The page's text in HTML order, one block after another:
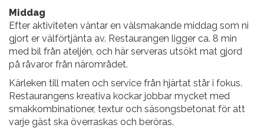
Middag
Efter aktiviteten väntar en välsmakande middag som ni
gjort er välförtjänta av. Restaurangen ligger ca. 8 min
med bil från ateljén, och här serveras utsökt mat gjord
på råvaror från närområdet.
Kärleken till maten och service från hjärtat står i fokus.
Restaurangens kreativa kockar jobbar mycket med
smakkombinationer, textur och säsongsbetonat för att
varje gäst ska överraskas och beröras.